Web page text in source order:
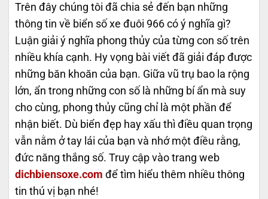
Trên đây chúng tôi đã chia sẻ đến bạn những
thông tin về biển số xe đuôi 966 có ý nghĩa gì?
Luận giải ý nghĩa phong thủy của từng con số trên
nhiều khía cạnh. Hy vọng bài viết đã giải đáp được
những băn khoăn của bạn. Giữa vũ trụ bao la rộng
lớn, ẩn trong những con số là những bí ẩn mà suy
cho cùng, phong thủy cũng chỉ là một phần để
nhận biết. Dù biển đẹp hay xấu thì điều quan trọng
vẫn nằm ở tay lái của bạn và nhớ một điều rằng,
đức năng thắng số. Truy cập vào trang web
dichbiensoxe.com để tìm hiểu thêm nhiều thông
tin thú vị bạn nhé!